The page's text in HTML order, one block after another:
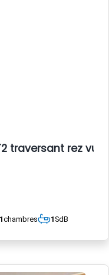
traversant rez
1chambres 1SdB